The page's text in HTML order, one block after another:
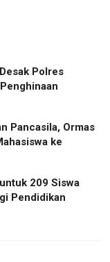
Polres
Pancasila, Ormas
ke
209 Siswa
Pendidikan